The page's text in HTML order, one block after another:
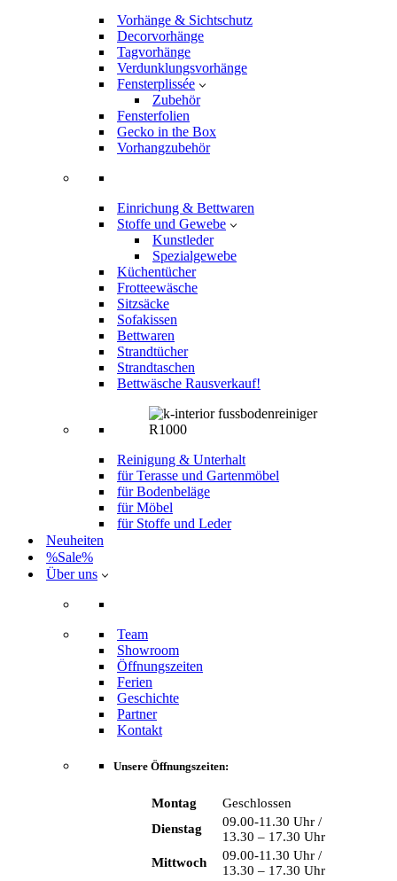
Vorhänge & Sichtschutz
Decorvorhänge
Tagvorhänge
Verdunklungsvorhänge
Fensterplissée
Zubehör
Fensterfolien
Gecko in the Box
Vorhangzubehör
Einrichung & Bettwaren
Stoffe und Gewebe
Kunstleder
Spezialgewebe
Küchentücher
Frotteewäsche
Sitzsäcke
Sofakissen
Bettwaren
Strandtücher
Strandtaschen
Bettwäsche Rausverkauf!
Reinigung & Unterhalt
für Terasse und Gartenmöbel
für Bodenbeläge
für Möbel
für Stoffe und Leder
Neuheiten
%Sale%
Über uns
Team
Showroom
Öffnungszeiten
Ferien
Geschichte
Partner
Kontakt
Unsere Öffnungszeiten:
Montag
Geschlossen
Dienstag
09.00-11.30 Uhr /
13.30 – 17.30 Uhr
Mittwoch
09.00-11.30 Uhr /
13.30 – 17.30 Uhr